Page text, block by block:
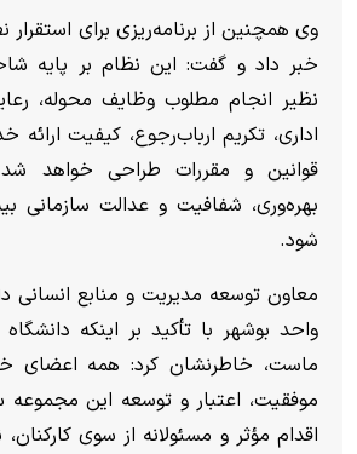
وی همچنین از برنامه‌ریزی برای استقرار
خبر داد و گفت: این نظام بر
نظیر انجام مطلوب وظایف محوله،
اداری، تکریم ارباب‌رجوع، کیفیت ارائه
قوانین و مقررات طراحی خواهد شد
بهره‌وری، شفافیت و عدالت سازمانی
شود.
معاون توسعه مدیریت و منابع انسانی
واحد بوشهر با تأکید بر اینکه
ماست، خاطرنشان کرد: همه اعضای
موفقیت، اعتبار و توسعه این
اقدام مؤثر و مسئولانه از سوی